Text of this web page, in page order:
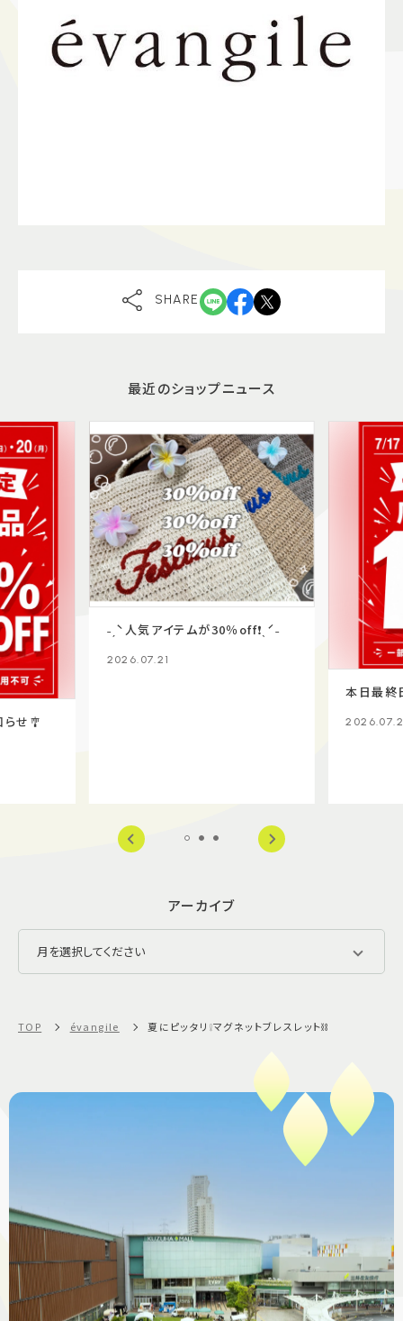
SHARE
最近のショップニュース
せ🎐
˗ˏˋ人気アイテムが30％off❗️ˎˊ˗
2026.07.21
本日最終日
アーカイブ
TOP évangile 夏にピッタリ❕マグネットブレスレット⛓️